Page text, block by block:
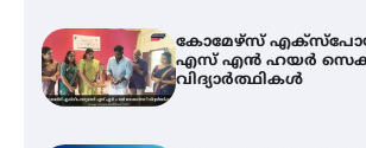
കോമേഴ്സ്
എസ് എൻ ഹയർ
വിദ്യാർത്ഥികൾ